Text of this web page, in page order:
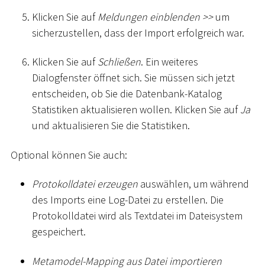
Klicken Sie auf Meldungen einblenden >>um
sicherzustellen, dass der Import erfolgreich war.
Klicken Sie aufSchließen. Ein weiteres
Dialogfenster öffnet sich. Sie müssen sich jetzt
entscheiden, ob Sie die Datenbank-Katalog
Statistiken aktualisieren wollen. Klicken Sie aufJa
und aktualisieren Sie die Statistiken.
Optional können Sie auch:
Protokolldatei erzeugen auswählen, um während
des Imports eine Log-Datei zu erstellen. Die
Protokolldatei wird als Textdatei im Dateisystem
gespeichert.
Metamodel-Mapping aus Datei importieren